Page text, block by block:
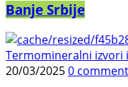
Banje Srbije
Termomineralni izvori
20/03/20250 comment